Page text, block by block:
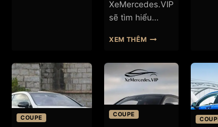
XeMercedes.VIP
sẽ tìm hiểu…
XEM THÊMBẢNG
MERCEDES
CLASS
COUPE COUPE